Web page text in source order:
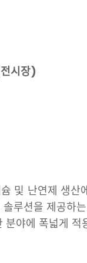
시장)
및 난연제 생
루션을 제공하
야에 폭넓게 적